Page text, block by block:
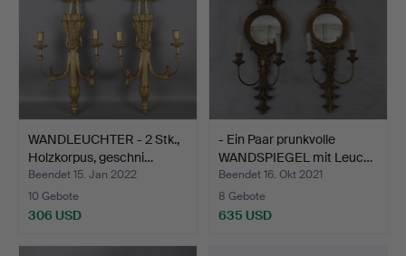
WANDLEUCHTER - 2 Stk.,
Holzkorpus, geschni…
Beendet 15. Jan 2022
10 Gebote
306 USD
- Ein Paar prunkvolle
WANDSPIEGEL mit Leuc…
Beendet 16. Okt 2021
8 Gebote
635 USD